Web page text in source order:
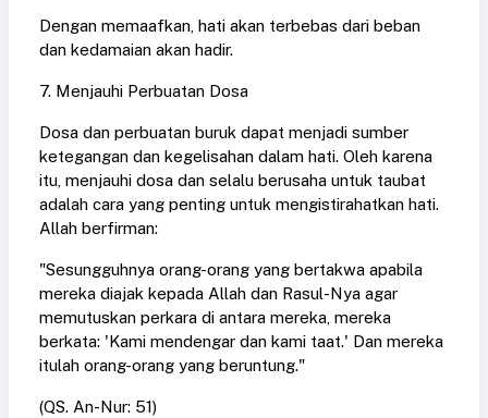
Dengan memaafkan, hati akan terbebas dari beban
dan kedamaian akan hadir.
7. Menjauhi Perbuatan Dosa
Dosa dan perbuatan buruk dapat menjadi sumber
ketegangan dan kegelisahan dalam hati. Oleh karena
itu, menjauhi dosa dan selalu berusaha untuk taubat
adalah cara yang penting untuk mengistirahatkan hati.
Allah berfirman:
"Sesungguhnya orang-orang yang bertakwa apabila
mereka diajak kepada Allah dan Rasul-Nya agar
memutuskan perkara di antara mereka, mereka
berkata: 'Kami mendengar dan kami taat.' Dan mereka
itulah orang-orang yang beruntung."
(QS. An-Nur: 51)